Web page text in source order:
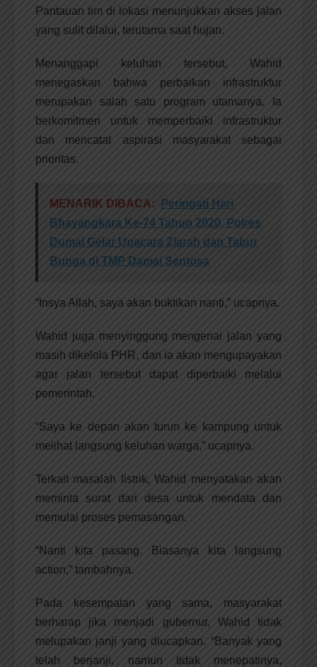
Pantauan tim di lokasi menunjukkan akses jalan
yang sulit dilalui, terutama saat hujan.
Menanggapi keluhan tersebut, Wahid
menegaskan bahwa perbaikan infrastruktur
merupakan salah satu program utamanya. Ia
berkomitmen untuk memperbaiki infrastruktur
dan mencatat aspirasi masyarakat sebagai
prioritas.
MENARIK DIBACA:
Peringati Hari
Bhayangkara Ke-74 Tahun 2020, Polres
Dumai Gelar Upacara Ziarah dan Tabur
Bunga di TMP Damai Sentosa
“Insya Allah, saya akan buktikan nanti,” ucapnya.
Wahid juga menyinggung mengenai jalan yang
masih dikelola PHR, dan ia akan mengupayakan
agar jalan tersebut dapat diperbaiki melalui
pemerintah.
“Saya ke depan akan turun ke kampung untuk
melihat langsung keluhan warga,” ucapnya.
Terkait masalah listrik, Wahid menyatakan akan
meminta surat dari desa untuk mendata dan
memulai proses pemasangan.
“Nanti kita pasang. Biasanya kita langsung
action,” tambahnya.
Pada kesempatan yang sama, masyarakat
berharap jika menjadi gubernur, Wahid tidak
melupakan janji yang diucapkan. “Banyak yang
telah berjanji, namun tidak menepatinya,